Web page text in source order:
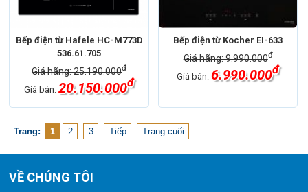
Bếp điện từ Hafele HC-M773D
536.61.705
Giá hãng: 25.190.000đ
Giá bán:20.150.000đ
Bếp điện từ Kocher EI-633
Giá hãng: 9.990.000đ
Giá bán:6.990.000đ
Trang: 1 2 3 Tiếp Trang cuối
VỀ CHÚNG TÔI